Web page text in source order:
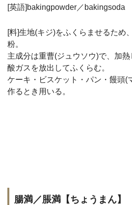
[英語]bakingpowder／bakingsoda
[料]生地(キジ)をふくらませるため
粉。
主成分は重曹(ジュウソウ)で、加
酸ガスを放出してふくらむ。
ケーキ・ビスケット・パン・饅頭(
作るとき用いる。
腸満／脹満【ちょうまん】